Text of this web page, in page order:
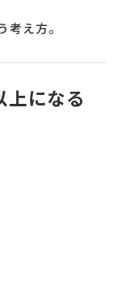
考え方。
になる